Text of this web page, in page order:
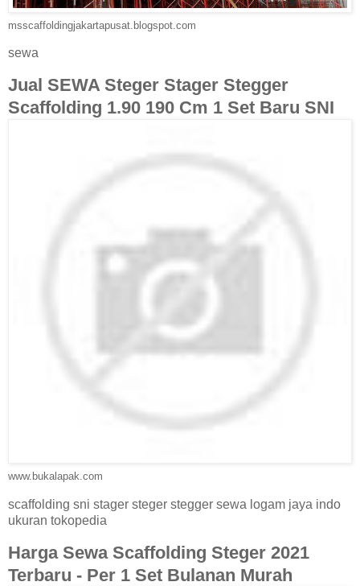
msscaffoldingjakartapusat.blogspot.com
sewa
Jual SEWA Steger Stager Stegger
Scaffolding 1.90 190 Cm 1 Set Baru SNI
www.bukalapak.com
scaffolding sni stager steger stegger sewa logam jaya indo
ukuran tokopedia
Harga Sewa Scaffolding Steger 2021
Terbaru - Per 1 Set Bulanan Murah